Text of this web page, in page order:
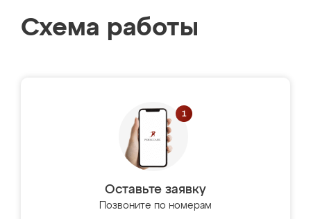
Схема работы
Оставьте заявку
Позвоните по номерам